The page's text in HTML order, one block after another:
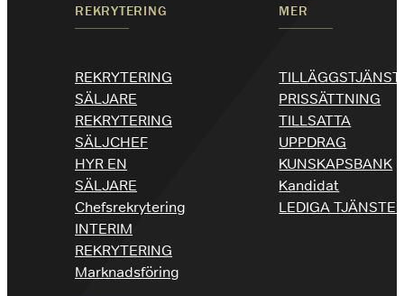
REKRYTERING
REKRYTERING
SÄLJARE
REKRYTERING
SÄLJCHEF
HYR EN
SÄLJARE
Chefsrekrytering
INTERIM
REKRYTERING
Marknadsföring
MER
PRISSÄTTNING
TILLSATTA
UPPDRAG
KUNSKAPSBANK
Kandidat
LEDIGA